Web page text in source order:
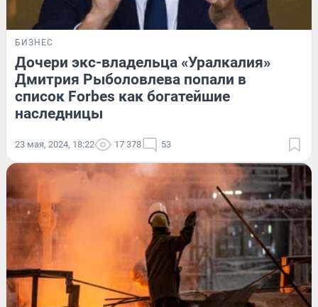
БИЗНЕС
Дочери экс-владельца «Уралкалия»
Дмитрия Рыболовлева попали в
список Forbes как богатейшие
наследницы
23 мая, 2024, 18:22 17 378 53